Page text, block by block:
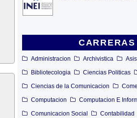
CARRERAS
Administracion Archivistica
Bibliotecologia
Ciencias Politicas
Ciencias de la Comunicacion
Computacion
Computacion E
Comunicacion Social
Contabilidad